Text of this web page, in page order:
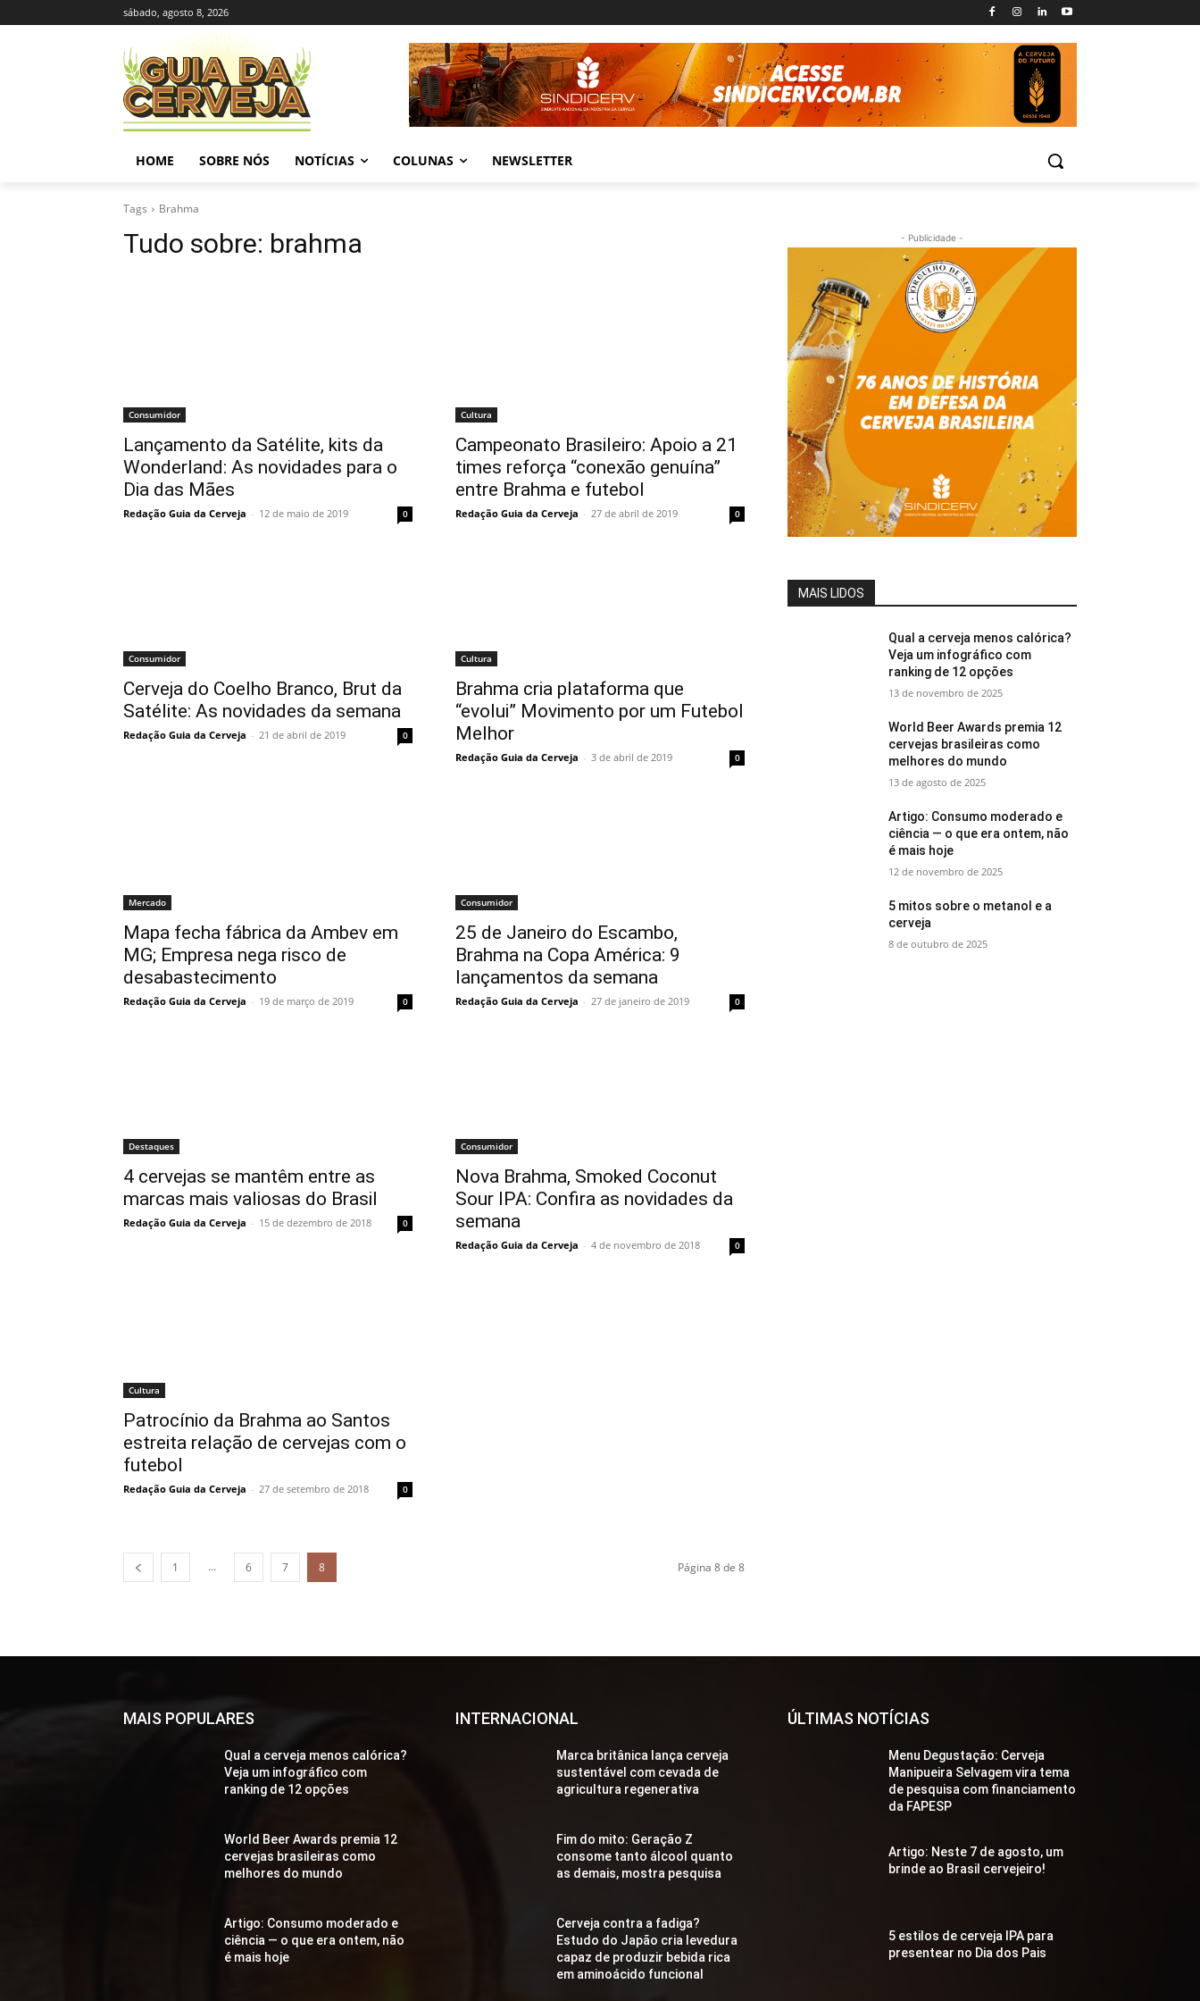
sábado, agosto 8, 2026
HOME SOBRE NÓS NOTÍCIAS COLUNAS NEWSLETTER
Tags Brahma
Tudo sobre: brahma
Consumidor
Lançamento da Satélite, kits da
Wonderland: As novidades para o
Dia das Mães
Redação Guia da Cerveja - 12 de maio de 2019 0
Cultura
Campeonato Brasileiro: Apoio a 21
times reforça “conexão genuína”
entre Brahma e futebol
Redação Guia da Cerveja - 27 de abril de 2019 0
Consumidor
Cerveja do Coelho Branco, Brut da
Satélite: As novidades da semana
Redação Guia da Cerveja - 21 de abril de 2019 0
Cultura
Brahma cria plataforma que
“evolui” Movimento por um Futebol
Melhor
Redação Guia da Cerveja - 3 de abril de 2019 0
Mercado
Mapa fecha fábrica da Ambev em
MG; Empresa nega risco de
desabastecimento
Redação Guia da Cerveja - 19 de março de 2019 0
Consumidor
25 de Janeiro do Escambo,
Brahma na Copa América: 9
lançamentos da semana
Redação Guia da Cerveja - 27 de janeiro de 2019 0
Destaques
4 cervejas se mantêm entre as
marcas mais valiosas do Brasil
Redação Guia da Cerveja - 15 de dezembro de 2018 0
Consumidor
Nova Brahma, Smoked Coconut
Sour IPA: Confira as novidades da
semana
Redação Guia da Cerveja - 4 de novembro de 2018 0
Cultura
Patrocínio da Brahma ao Santos
estreita relação de cervejas com o
futebol
Redação Guia da Cerveja - 27 de setembro de 2018 0
1 ... 6 7 8 Página 8 de 8
- Publicidade -
MAIS LIDOS
Qual a cerveja menos calórica?
Veja um infográfico com
ranking de 12 opções
13 de novembro de 2025
World Beer Awards premia 12
cervejas brasileiras como
melhores do mundo
13 de agosto de 2025
Artigo: Consumo moderado e
ciência — o que era ontem, não
é mais hoje
12 de novembro de 2025
5 mitos sobre o metanol e a
cerveja
8 de outubro de 2025
MAIS POPULARES
Qual a cerveja menos calórica?
Veja um infográfico com
ranking de 12 opções
World Beer Awards premia 12
cervejas brasileiras como
melhores do mundo
Artigo: Consumo moderado e
ciência — o que era ontem, não
é mais hoje
INTERNACIONAL
Marca britânica lança cerveja
sustentável com cevada de
agricultura regenerativa
Fim do mito: Geração Z
consome tanto álcool quanto
as demais, mostra pesquisa
Cerveja contra a fadiga?
Estudo do Japão cria levedura
capaz de produzir bebida rica
em aminoácido funcional
ÚLTIMAS NOTÍCIAS
Menu Degustação: Cerveja
Manipueira Selvagem vira tema
de pesquisa com financiamento
da FAPESP
Artigo: Neste 7 de agosto, um
brinde ao Brasil cervejeiro!
5 estilos de cerveja IPA para
presentear no Dia dos Pais